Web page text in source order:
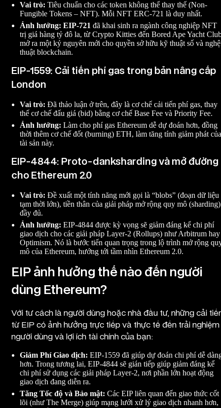
Vai trò: Tiêu chuẩn cho các token không thể thay thế (Non-
Fungible Tokens – NFT). Mỗi NFT ERC-721 là duy nhất.
Ảnh hưởng: EIP-721 đã khai sinh ra ngành công nghiệp NFT
trị giá hàng tỷ đô la, từ Crypto Kitties đến Bored Ape Yacht
mở ra một kỷ nguyên mới cho quyền sở hữu kỹ thuật số và nghệ
thuật blockchain.
EIP-1559: Cải tiến phí gas trong bản nâng cấp
London
Vai trò: Đã thảo luận ở trên, đây là cơ chế cải tiến phí gas, thay
thế cơ chế đấu giá (bid) bằng cơ chế Base Fee và Priority Fee.
Ảnh hưởng: Làm cho phí gas Ethereum dễ dự đoán hơn, đồng
thời thêm cơ chế đốt (burning) ETH, làm tăng tính giảm phát của
tài sản này.
EIP-4844: Proto-danksharding và mở đường
cho Ethereum 2.0
Vai trò: Đề xuất một tính năng mới gọi là “blobs” (đoạn dữ liệu
tạm thời lớn), tiền thân của giải pháp mở rộng quy mô (sharding)
đầy đủ.
Ảnh hưởng: EIP-4844 được kỳ vọng sẽ giảm đáng kể chi phí
giao dịch cho các giải pháp Layer-2 (Rollups) như Arbitrum hay
Optimism. Nó là bước tiến quan trọng trong lộ trình mở rộng
mô của Ethereum, hướng tới tầm nhìn Ethereum 2.0.
EIP ảnh hưởng thế nào đến người
dùng Ethereum?
Với tư cách là người dùng hoặc nhà đầu tư, những cải
từ EIP có ảnh hưởng trực tiếp và thực tế đến trải nghiệm
người dùng và lợi ích tài chính của bạn:
Giảm Phí Giao dịch: EIP-1559 đã giúp dự đoán chi phí dễ
hơn. Trong tương lai, EIP-4844 sẽ gián tiếp giúp giảm đáng kể
chi phí sử dụng các giải pháp Layer-2, nơi phần lớn hoạt động
giao dịch đang diễn ra.
Tăng Tốc độ và Bảo mật: Các EIP liên quan đến giao thức cốt
lõi (như The Merge) giúp mạng lưới xử lý giao dịch nhanh hơn,